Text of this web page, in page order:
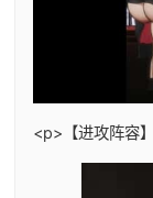
<p>【进攻阵容